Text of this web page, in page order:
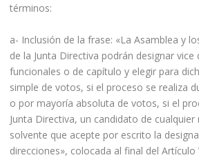
términos:
a- Inclusión de la frase: «La Asamblea y
de la Junta Directiva podrán designar vice
funcionales o de capítulo y elegir para
simple de votos, si el proceso se realiza
o por mayoría absoluta de votos, si el
Junta Directiva, un candidato de
solvente que acepte por escrito la
direcciones», colocada al final del